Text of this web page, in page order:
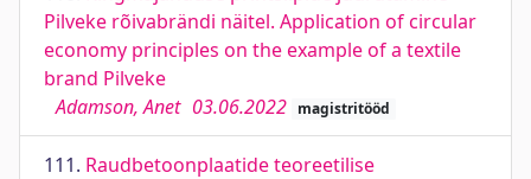
Pilveke rõivabrändi näitel. Application of circular
economy principles on the example of a textile
brand Pilveke
Adamson, Anet 03.06.2022 magistritööd
111. Raudbetoonplaatide teoreetilise